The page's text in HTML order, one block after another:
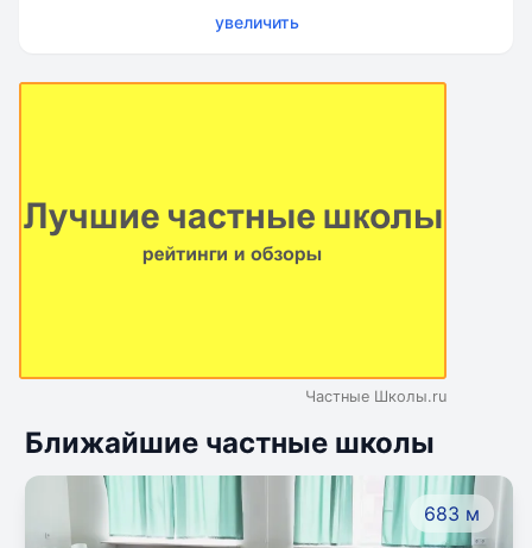
увеличить
Частные Школы.ru
Ближайшие частные школы
683 м